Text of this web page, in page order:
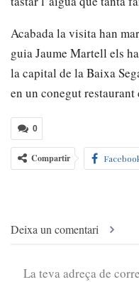
Acabada la visita han
guia Jaume Martell els
la capital de la Baixa
en un conegut
0
Compartir
Deixa un comentari
La teva adreça de